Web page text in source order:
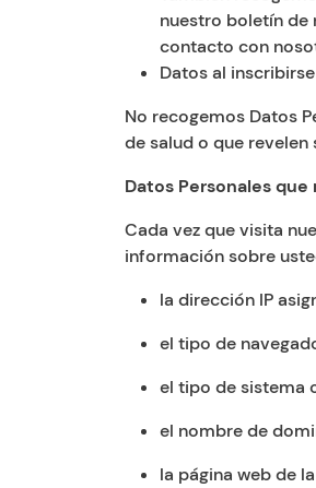
nuestro boletín de
contacto con
Datos al
No recogemos Datos
de salud o que
Datos Personales
Cada vez que visita
información sobre
la dirección IP
el tipo de
el tipo de sistema
el nombre de
la página web de